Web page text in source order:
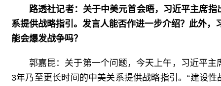
路透社记者：关于中美元首会晤，习近平主席
系提供战略指引。发言人能否作进一步介绍？此外
能会爆发战争吗？
郭嘉昆：关于第一个问题，今天上午，习近平
3年乃至更长时间的中美关系提供战略指引。“建设